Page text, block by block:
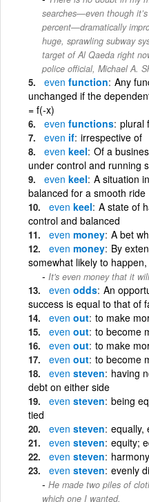
searches—even though
percent—dramatically
huge, sprawling subway
target of Al Qaeda right
police official, Michael A.
even function Any
unchanged if the
= f(-x)
even functions plural
even if irrespective of
even keel Of a
under control and running
even keel A situation
balanced for a smooth ride
even keel A state of
control and balanced
even money A bet
even money By
somewhat likely to
It's even money that it
even odds An
success is equal to that of
even out to make
even out to become
even out to make
even out to become
even steven having
debt on either side
even steven being
tied
even steven equally,
even steven equity;
even steven
even steven evenly
He made two piles of
which one I wanted.